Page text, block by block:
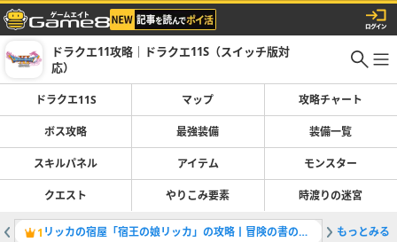
ドラクエ11攻略｜ドラクエ11S（スイッチ版対
応）
ドラクエ11S マップ 攻略チャート
ボス攻略 最強装備 装備一覧
スキルパネル アイテム モンスター
クエスト やりこみ要素 時渡りの迷宮
1 リッカの宿屋「宿王の娘リッカ」の攻略丨冒険の書の世界 2かがや
もっとみる